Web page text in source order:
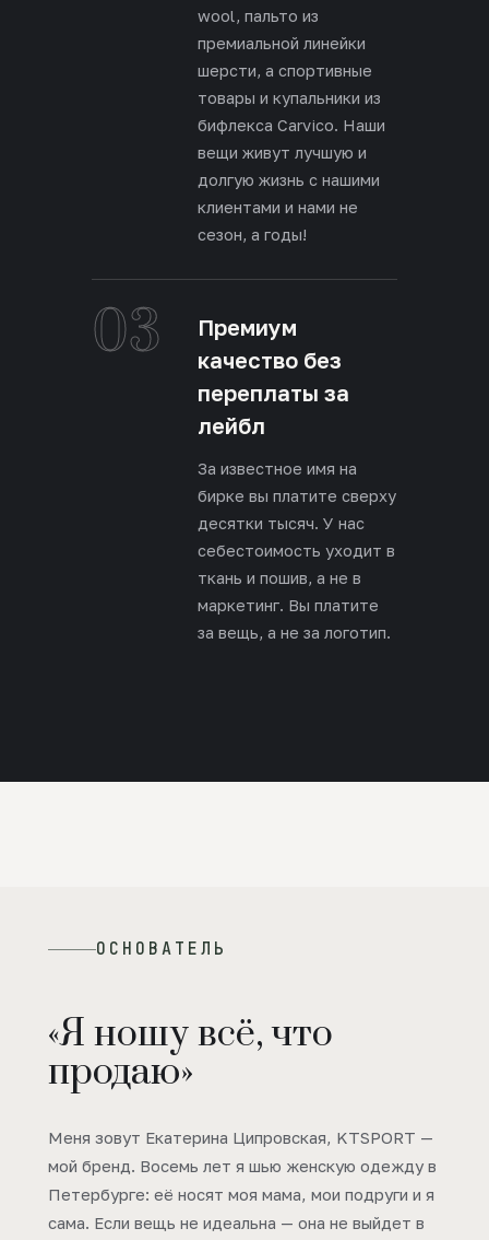
wool, пальто из
премиальной линейки
шерсти, а спортивные
товары и купальники из
бифлекса Carvico. Наши
вещи живут лучшую и
долгую жизнь с нашими
клиентами и нами не
сезон, а годы!
03
Премиум
качество без
переплаты за
лейбл
За известное имя на
бирке вы платите сверху
десятки тысяч. У нас
себестоимость уходит в
ткань и пошив, а не в
маркетинг. Вы платите
за вещь, а не за логотип.
ОСНОВАТЕЛЬ
«Я ношу всё, что
продаю»
Меня зовут Екатерина Ципровская, KTSPORT —
мой бренд. Восемь лет я шью женскую одежду в
Петербурге: её носят моя мама, мои подруги и я
сама. Если вещь не идеальна — она не выйдет в